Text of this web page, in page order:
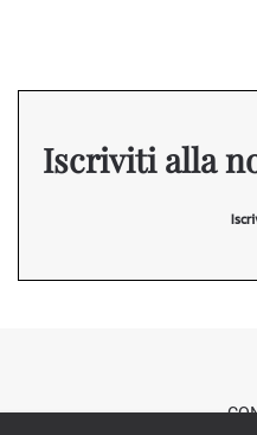
Iscriviti alla